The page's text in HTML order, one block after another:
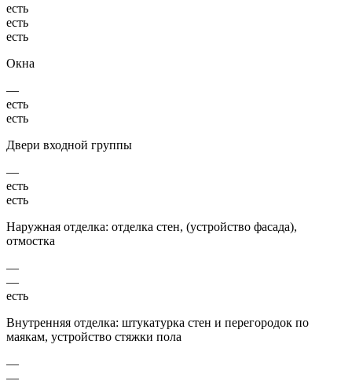
есть
есть
есть
Окна
—
есть
есть
Двери входной группы
—
есть
есть
Наружная отделка: отделка стен, (устройство фасада),
отмостка
—
—
есть
Внутренняя отделка: штукатурка стен и перегородок по
маякам, устройство стяжки пола
—
—